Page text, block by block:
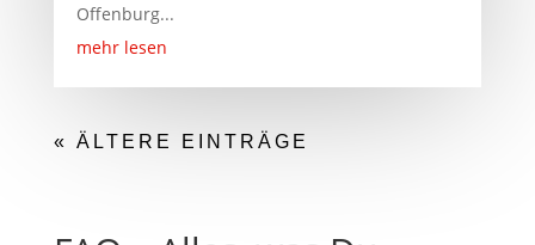
Offenburg...
mehr lesen
« ÄLTERE EINTRÄGE